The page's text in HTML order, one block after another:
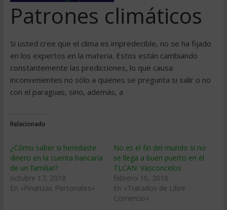
Patrones climáticos
Si usted cree que el clima es impredecible, no se ha fijado
en los expertos en la materia. Estos están cambiando
constantemente las predicciones, lo que causa
inconvenientes no sólo a quienes se pregunta si salir o no
con el paraguas, sino, además, a
Relacionado
¿Cómo saber si heredaste
dinero en la cuenta bancaria
de un familiar?
octubre 17, 2018
En «Finanzas Personales»
No es el fin del mundo si no
se llega a buen puerto en el
TLCAN: Vasconcelos
febrero 10, 2018
En «Tratados de Libre
Comercio»